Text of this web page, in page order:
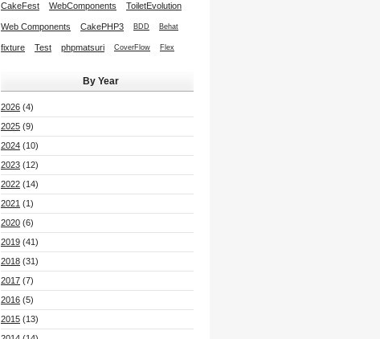
CakeFest WebComponents ToiletEvolution
Web Components CakePHP3 BDD Behat
fixture Test phpmatsuri CoverFlow Flex
By Year
2026 (4)
2025 (9)
2024 (10)
2023 (12)
2022 (14)
2021 (1)
2020 (6)
2019 (41)
2018 (31)
2017 (7)
2016 (5)
2015 (13)